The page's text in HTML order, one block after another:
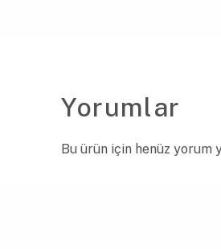
Yorumlar
Bu ürün için henüz yorum